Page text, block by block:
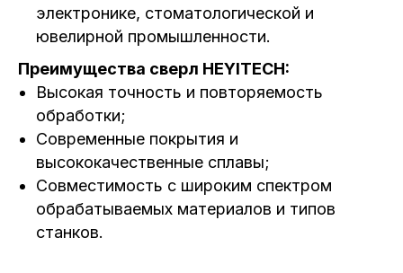
электронике, стоматологической и
ювелирной промышленности.
Преимущества сверл HEYITECH:
Высокая точность и повторяемость
обработки;
Современные покрытия и
высококачественные сплавы;
Совместимость с широким спектром
обрабатываемых материалов и типов
станков.